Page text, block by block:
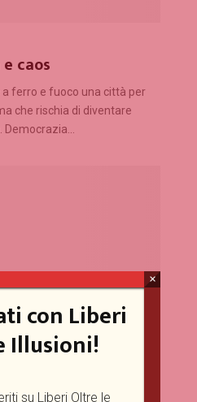
caos
ferro e fuoco una città per
che rischia di diventare
con Liberi
Illusioni!
su Liberi Oltre le
×